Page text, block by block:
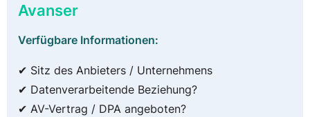
Avanser
Verfügbare Informationen:
✔ Sitz des Anbieters / Unternehmens
✔ Datenverarbeitende Beziehung?
✔ AV-Vertrag / DPA angeboten?